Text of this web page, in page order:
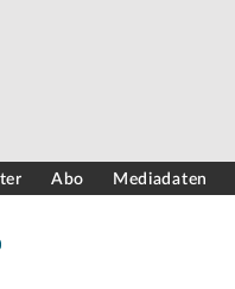
Abo Mediadaten